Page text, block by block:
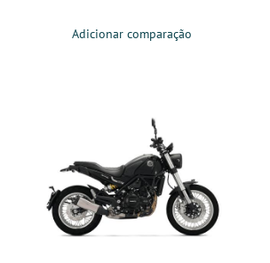
Adicionar comparação